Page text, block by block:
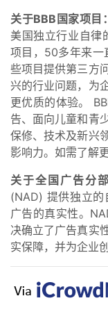
关于BBB国家项目
美国独立行业自律
项目，50多年来一
些项目提供第三方
兴的行业问题，为
更优质的体验。
告、面向儿童和青
保修、技术及新兴
影响力。如需了解
关于全国广告分
(NAD) 提供独立
广告的真实性。
决确立了广告真实
实保障，并为企业